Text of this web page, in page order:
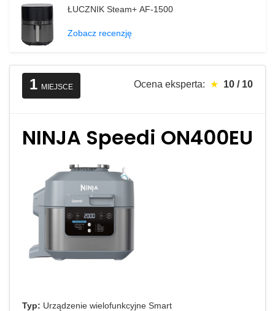
ŁUCZNIK Steam+ AF-1500
Zobacz recenzję
1 MIEJSCE Ocena eksperta: ★ 10 / 10
NINJA Speedi ON400EU
Typ: Urządzenie wielofunkcyjne Smart